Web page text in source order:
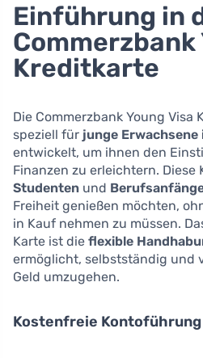
Einführung in
Commerzbank
Kreditkarte
Die Commerzbank Young Visa
speziell für junge Erwachsene
entwickelt, um ihnen den
Finanzen zu erleichtern.
Studenten und
Freiheit genießen möchten,
in Kauf nehmen zu müssen.
Karte ist die flexible
ermöglicht, selbstständig und
Geld umzugehen.
Kostenfreie Kontoführung